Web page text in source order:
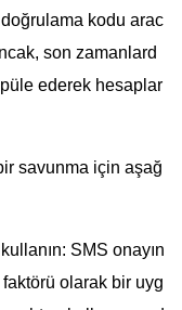
doğrulama kodu arac
son zamanlard
ederek hesaplar
savunma için aşağ
SMS onayın
faktörü olarak bir uyg